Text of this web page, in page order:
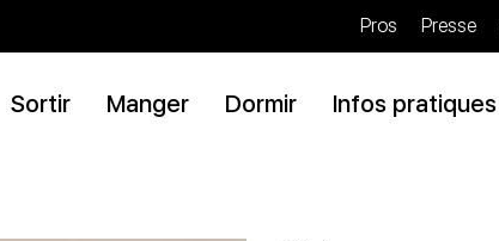
Pros Presse
Sortir Manger Dormir Infos pratiques